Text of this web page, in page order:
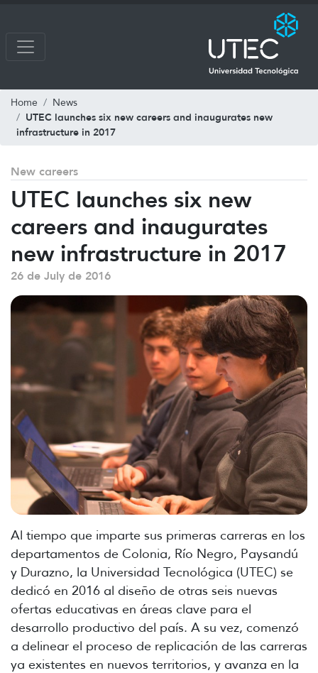
Home News
UTEC launches six new careers and inaugurates new
infrastructure in 2017
New careers
UTEC launches six new
careers and inaugurates
new infrastructure in 2017
26 de July de 2016
Al tiempo que imparte sus primeras carreras en los
departamentos de Colonia, Río Negro, Paysandú
y Durazno, la Universidad Tecnológica (UTEC) se
dedicó en 2016 al diseño de otras seis nuevas
ofertas educativas en áreas clave para el
desarrollo productivo del país. A su vez, comenzó
a delinear el proceso de replicación de las carreras
ya existentes en nuevos territorios, y avanza en la